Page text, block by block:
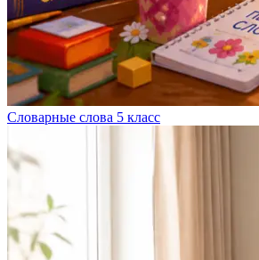
Словарные слова 5 класс